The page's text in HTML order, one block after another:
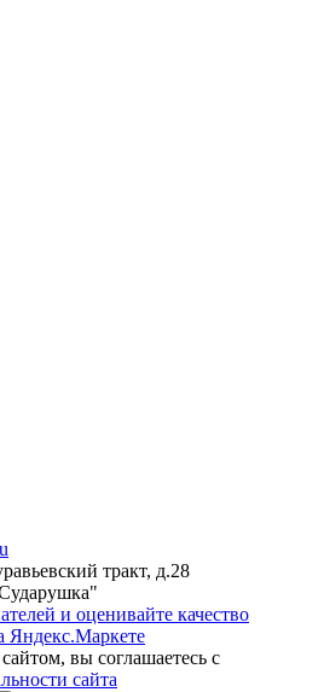
тракт, д.28
вы соглашаетесь с
сайта